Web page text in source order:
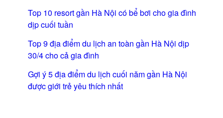
Top 10 resort gần Hà Nội có bể bơi cho gia đình
dịp cuối tuần
Top 9 địa điểm du lịch an toàn gần Hà Nội dịp
30/4 cho cả gia đình
Gợi ý 5 địa điểm du lịch cuối năm gần Hà Nội
được giới trẻ yêu thích nhất